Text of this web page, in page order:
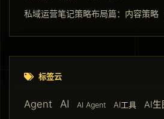
私域运营笔记策略布局篇：内容策略
标签云
Agent AI AI Agent AI工具 AI生